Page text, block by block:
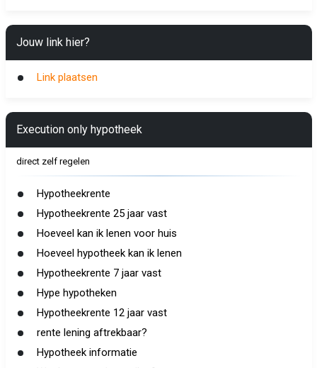
Jouw link hier?
Link plaatsen
Execution only hypotheek
direct zelf regelen
Hypotheekrente
Hypotheekrente 25 jaar vast
Hoeveel kan ik lenen voor huis
Hoeveel hypotheek kan ik lenen
Hypotheekrente 7 jaar vast
Hype hypotheken
Hypotheekrente 12 jaar vast
rente lening aftrekbaar?
Hypotheek informatie